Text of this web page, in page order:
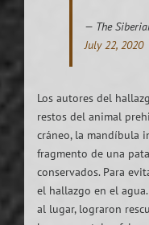
— The
July 22, 2020
Los autores del
restos del animal
cráneo, la mandíbula
fragmento de una
conservados. Para
el hallazgo en el
al lugar, lograron